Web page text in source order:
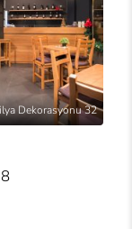
Dekorasyonu 32